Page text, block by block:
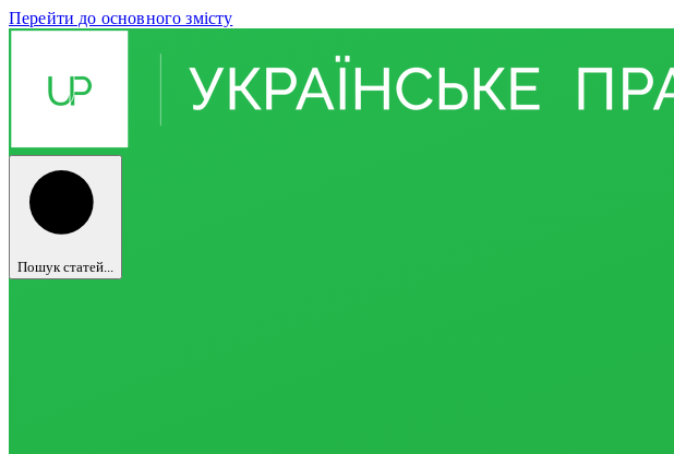
Перейти до основного змісту
Пошук статей...